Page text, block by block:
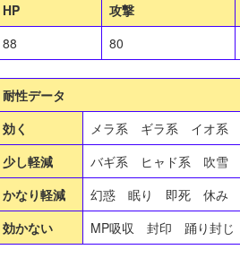
HP
攻撃
88
80
耐性データ
効く
メラ系 ギラ系 イオ
少し軽減
バギ系 ヒャド系 吹
かなり軽減
幻惑 眠り 即死 休み
効かない
MP吸収 封印 踊り封じ